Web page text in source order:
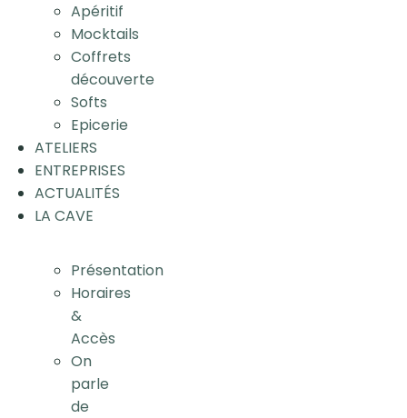
Apéritif
Mocktails
Coffrets
découverte
Softs
Epicerie
ATELIERS
ENTREPRISES
ACTUALITÉS
LA CAVE
Présentation
Horaires
&
Accès
On
parle
de